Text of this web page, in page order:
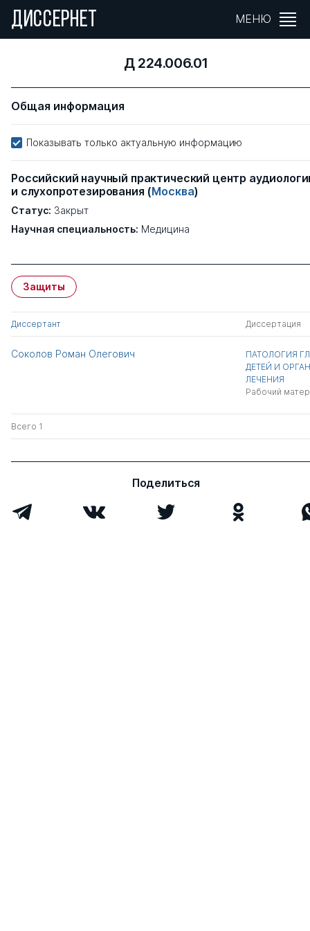
ДИССЕРНЕТ МЕНЮ
Д 224.006.01
Общая информация
Показывать только актуальную информацию
Российский научный практический центр
и слухопротезирования (Москва)
Статус: Закрыт
Научная специальность: Медицина
Защиты
Диссертант Диссертация
Соколов Роман Олегович
ПАТОЛОГИЯ
ДЕТЕЙ И
ЛЕЧЕНИЯ
Рабочий
Всего 1
Поделиться